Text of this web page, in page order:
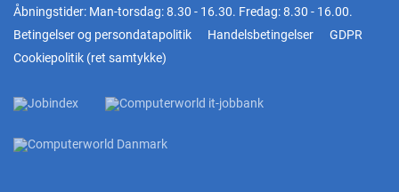
Åbningstider: Man-torsdag: 8.30 - 16.30. Fredag: 8.30 - 16.00.
Betingelser og persondatapolitik
Handelsbetingelser
GDPR
Cookiepolitik (ret samtykke)